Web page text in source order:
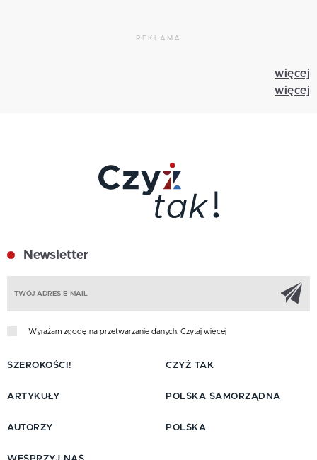
REKLAMA
więcej
więcej
Newsletter
Wyrażam zgodę na przetwarzanie danych. Czytaj więcej
SZEROKOŚCI!
ARTYKUŁY
AUTORZY
CZYŻ TAK
POLSKA SAMORZĄDNA
POLSKA